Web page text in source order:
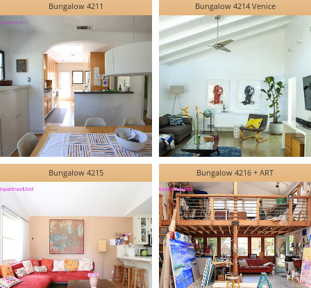
Bungalow 4211 Bungalow 4214 Venice
Bungalow 4215 Bungalow 4216 + ART